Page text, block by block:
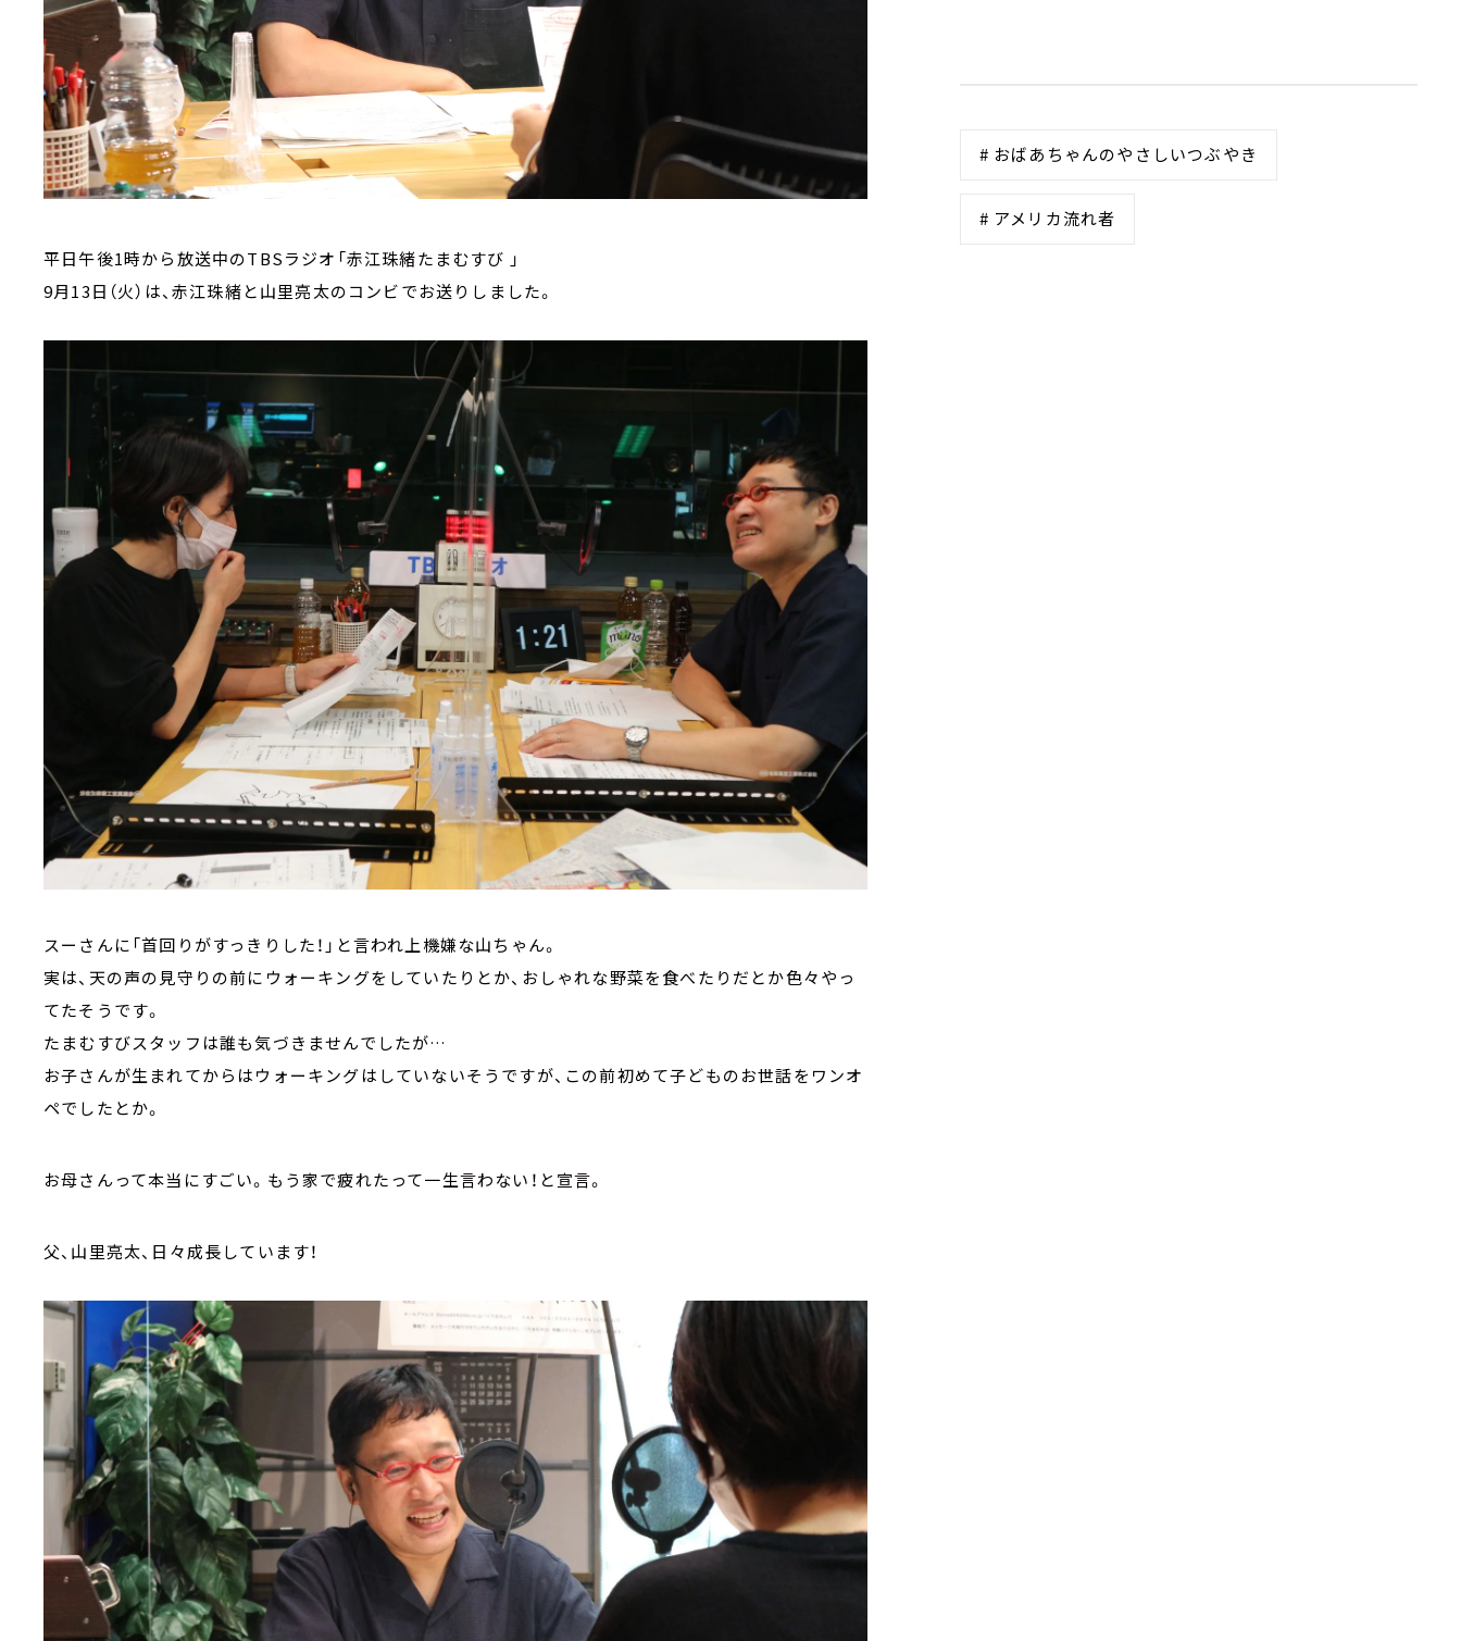
平日午後1時から放送中のTBSラジオ「赤江珠緒たまむすび 」
9月13日（火）は、赤江珠緒と山里亮太のコンビでお送りしました。
スーさんに「首回りがすっきりした！」と言われ上機嫌な山ちゃん。
実は、天の声の見守りの前にウォーキングをしていたりとか、おしゃれな野菜を食べたりだとか色々やっ
てたそうです。
たまむすびスタッフは誰も気づきませんでしたが…
お子さんが生まれてからはウォーキングはしていないそうですが、この前初めて子どものお世話をワンオ
ペでしたとか。
お母さんって本当にすごい。もう家で疲れたって一生言わない！と宣言。
父、山里亮太、日々成長しています！
# おばあちゃんのやさしいつぶやき
# アメリカ流れ者